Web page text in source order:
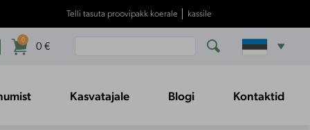
Telli tasuta proovipakk koerale kassile

0
0 € 
Kasvatajale Blogi Kontaktid